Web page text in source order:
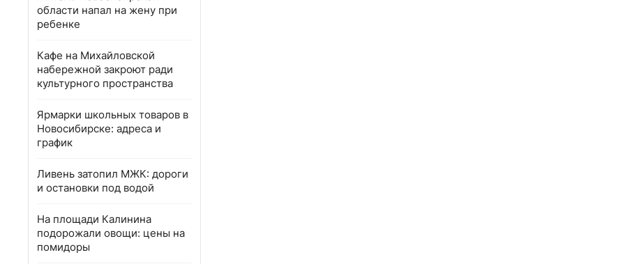
области напал на жену при
ребенке
Кафе на Михайловской
набережной закроют ради
культурного пространства
Ярмарки школьных товаров в
Новосибирске: адреса и
график
Ливень затопил МЖК: дороги
и остановки под водой
На площади Калинина
подорожали овощи: цены на
помидоры